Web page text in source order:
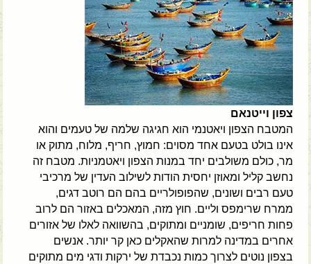
צפון וייטנאם
המטבח הצפון ויאטנמי הוא חגיגה שלמה של טעמים והוא
אינו בולט בטעם אחד מסוים: חמוץ, חריף, מלוח, מתוק או
מר, כולם משולבים יחד במנות הצפון ויאטמניות. מטבח זה
נחשב קליל ומאוזן יחסית הודות לשילוב העדין של מרכיבי
טעם רבים ושונים, שהפופולריים בהם הם רוטב דגים,
ממרח שרימפס וליים. חוץ מזה, המאכלים באזור הם לרוב
פחות חריפים, שומניים ומתוקים, בהשוואה לאלו של אזורים
אחרים במדינה למרות שהאקלים כאן קר יותר. אנשים
בצפון נוטים לצרוך כמות נכבדת של ירקות ודגי מים מתוקים